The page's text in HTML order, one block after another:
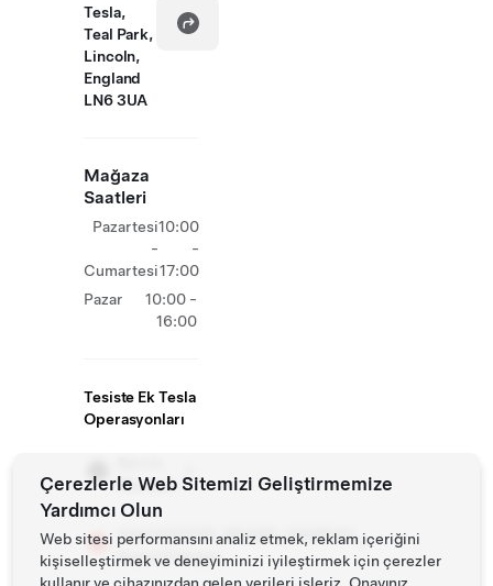
Tesla,
Teal Park,
Lincoln,
England
LN6 3UA
Mağaza
Saatleri
Pazartesi
-
Cumartesi
10:00
-
17:00
Pazar
10:00 -
16:00
Tesiste Ek Tesla
Operasyonları
Merkezi
##CHARGER_BRAND_NAME##
SuperCharger
Çerezlerle Web Sitemizi Geliştirmemize
Yardımcı Olun
Web sitesi performansını analiz etmek, reklam içeriğini
kişiselleştirmek ve deneyiminizi iyileştirmek için çerezler